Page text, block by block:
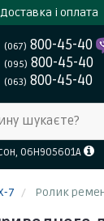
Доставка і оплата
(067) 800-45-40
(095) 800-45-40
(063) 800-45-40
шукаєте?
06H905601A
7 Ролик